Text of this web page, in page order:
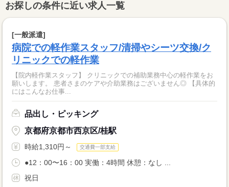
お探しの条件に近い求人一覧
[一般派遣]
病院での軽作業スタッフ/清掃やシーツ交換/ク
リニックでの軽作業
【院内軽作業スタッフ】 クリニックでの補助業務中心の軽作業をお
願いします。 患者さまのケアや介助業務はございません◎ 【具体的
にはこんなお仕事...
品出し・ピッキング
京都府京都市西京区/桂駅
時給1,310円～ 交通費一部支給
●12：00〜16：00 実働：4時間 休憩：なし ...
祝日